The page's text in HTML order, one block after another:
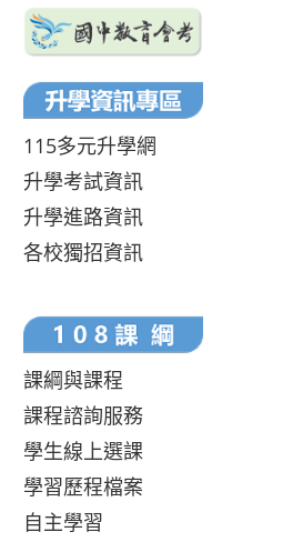
115多元升學網
升學考試資訊
升學進路資訊
各校獨招資訊
課綱與課程
課程諮詢服務
學生線上選課
學習歷程檔案
自主學習